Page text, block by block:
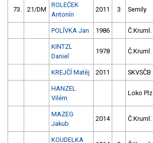
73. 21/DM
ROLEČEK
Antonín
2011 3 Semily
POLÍVKA Jan 1986 Č.Kruml.
KINTZL
Daniel
1978 Č.Kruml.
KREJČÍ Matěj 2011 SKVSČB
HANZEL
Vilém
Loko Plz
MAZEG
Jakub
2014 Č.Kruml.
KOUDELKA